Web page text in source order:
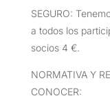
SEGURO:
a todos los
socios 4 €.
NORMATIVA Y
CONOCER: